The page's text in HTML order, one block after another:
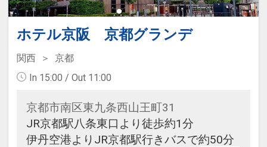
ホテル京阪 京都グランデ
関西
京都
In 15:00 / Out 11:00
京都市南区東九条西山王町31
JR京都駅八条東口より徒歩約1分
伊丹空港よりJR京都駅行きバスで約50分